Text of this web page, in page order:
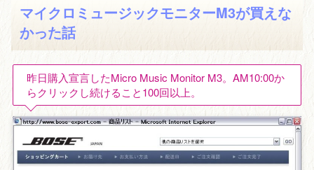
マイクロミュージックモニターM3が買えな
かった話
昨日購入宣言したMicro Music Monitor M3。AM10:00か
らクリックし続けること100回以上。